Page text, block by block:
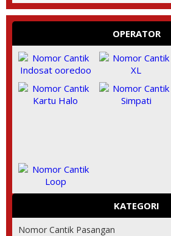
OPERATOR
KATEGORI
Nomor Cantik Pasangan